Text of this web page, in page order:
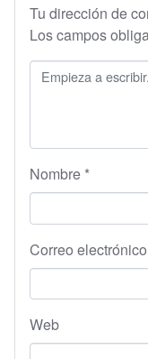
Tu dirección de
Los campos
Nombre *
Correo electrónico
Web